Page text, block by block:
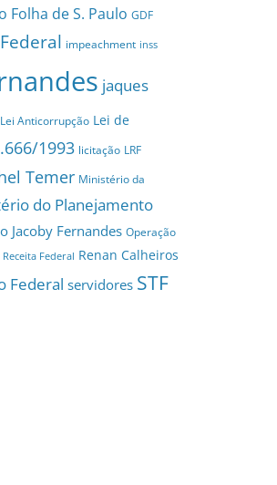
Folha de S. Paulo GDF
impeachment inss
jaques
Lei Anticorrupção Lei de
1993 licitação LRF
Temer Ministério da
do Planejamento
Jacoby Fernandes Operação
Receita Federal Renan Calheiros
Federal servidores STF